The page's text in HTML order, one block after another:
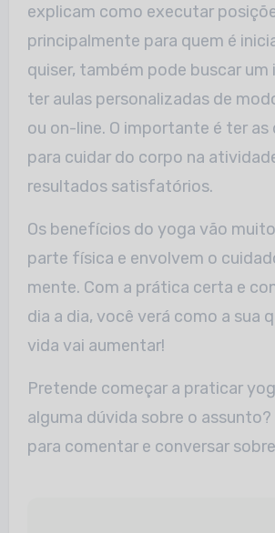
explicam como executar
principalmente para quem é
quiser, também pode buscar
ter aulas personalizadas de
ou on-line. O importante é ter
para cuidar do corpo na
resultados satisfatórios.
Os benefícios do yoga vão
parte física e envolvem o
mente. Com a prática certa e
dia a dia, você verá como a sua
vida vai aumentar!
Pretende começar a praticar
alguma dúvida sobre o
para comentar e conversar